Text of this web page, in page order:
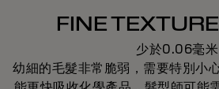
FINE TEXTURE
少於0.06毫米
幼細的毛髮非常脆弱，需要特別小